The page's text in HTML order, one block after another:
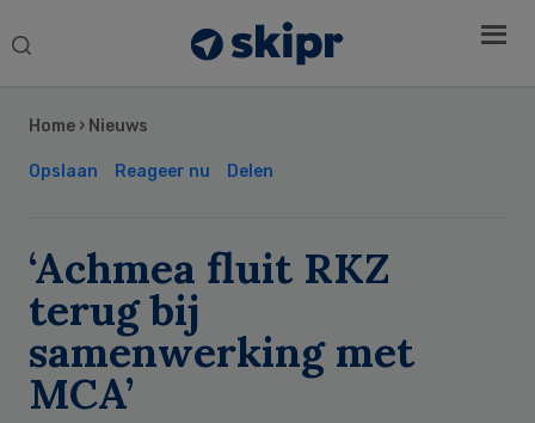
Search
Home › Nieuws
Opslaan Reageer nu Delen
‘Achmea fluit RKZ
terug bij
samenwerking met
MCA’
Sidebar